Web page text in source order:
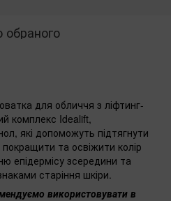
обраного
для обличчя з ліфтинг-
комплекс Idealift,
які допоможуть підтягнути
та освіжити колір
епідермісу зсередини та
старіння шкіри.
використовувати в